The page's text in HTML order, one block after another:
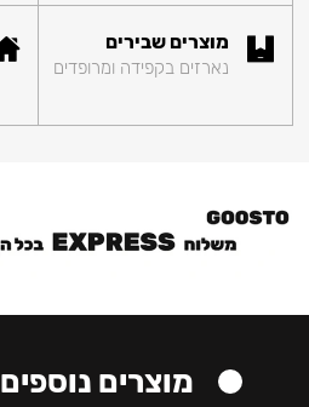
מוצרים שבירים
נארזים בקפידה ומרופדים
מוצרים נוספים